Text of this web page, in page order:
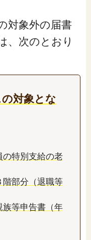
対象外の届書
、次のとおり
対象とな
の特別支給の老
階部分（退職等
族等申告書（年